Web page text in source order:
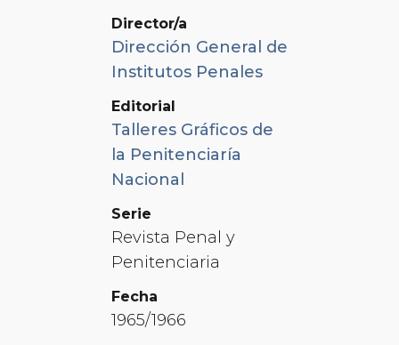
Director/a
Dirección General de
Institutos Penales
Editorial
Talleres Gráficos de
la Penitenciaría
Nacional
Serie
Revista Penal y
Penitenciaria
Fecha
1965/1966